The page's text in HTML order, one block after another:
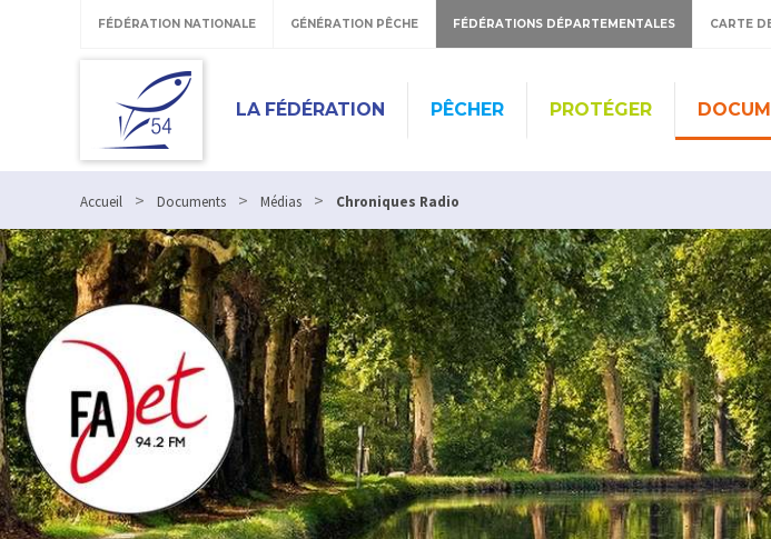
FÉDÉRATION NATIONALE GÉNÉRATION PÊCHE FÉDÉRATIONS DÉPARTEMENTALES CARTE
LA FÉDÉRATION PÊCHER PROTÉGER
Accueil > Documents > Médias > Chroniques Radio